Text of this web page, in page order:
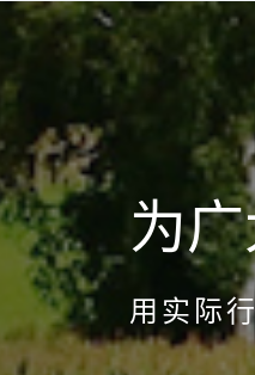
为
用实际